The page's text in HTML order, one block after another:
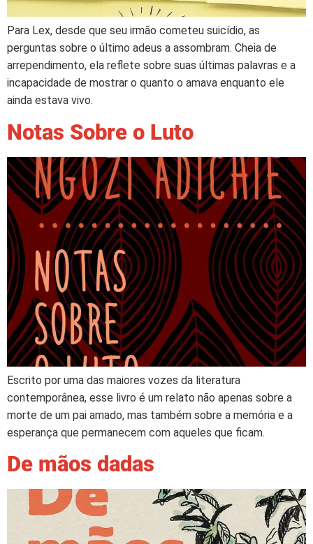
Para Lex, desde que seu irmão cometeu suicídio, as
perguntas sobre o último adeus a assombram. Cheia de
arrependimento, ela reflete sobre suas últimas palavras e a
incapacidade de mostrar o quanto o amava enquanto ele
ainda estava vivo.
Notas Sobre o Luto
Escrito por uma das maiores vozes da literatura
contemporânea, esse livro é um relato não apenas sobre a
morte de um pai amado, mas também sobre a memória e a
esperança que permanecem com aqueles que ficam.
De mãos dadas